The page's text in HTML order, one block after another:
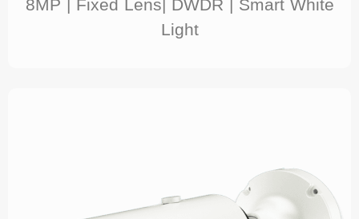
8MP | Fixed Lens| DWDR | Smart White
Light